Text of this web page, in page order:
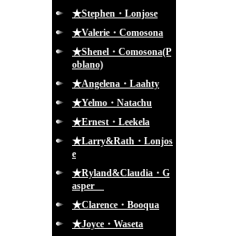
★Stephen・Lonjose
★Valerie・Comosona
★Shenel・Comosona(P
oblano)
★Angelena・Laahty
★Yelmo・Natachu
★Ernest・Leekela
★Larry&Rath・Lonjos
e
★Ryland&Claudia・G
asper
★Clarence・Booqua
★Joyce・Waseta